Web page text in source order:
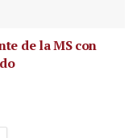
de la MS con